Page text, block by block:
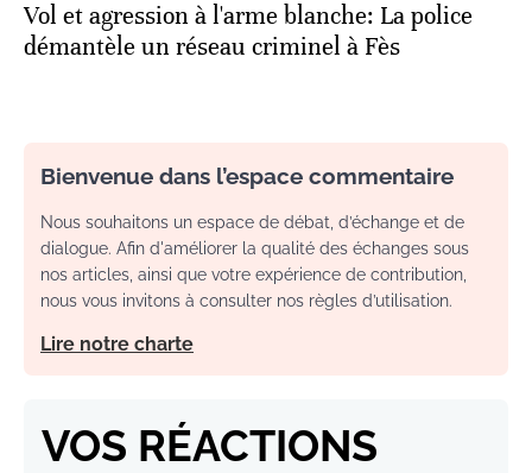
Vol et agression à l'arme blanche: La police
démantèle un réseau criminel à Fès
Bienvenue dans l’espace commentaire
Nous souhaitons un espace de débat, d’échange et de
dialogue. Afin d'améliorer la qualité des échanges sous
nos articles, ainsi que votre expérience de contribution,
nous vous invitons à consulter nos règles d’utilisation.
Lire notre charte
VOS RÉACTIONS